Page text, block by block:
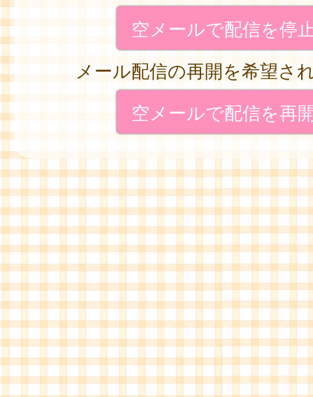
空メールで配信を停
メール配信の再開を希望さ
空メールで配信を再